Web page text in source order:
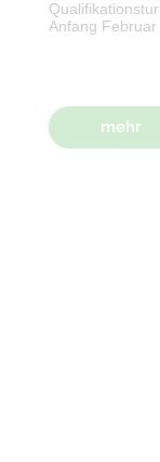
Anfang
mehr